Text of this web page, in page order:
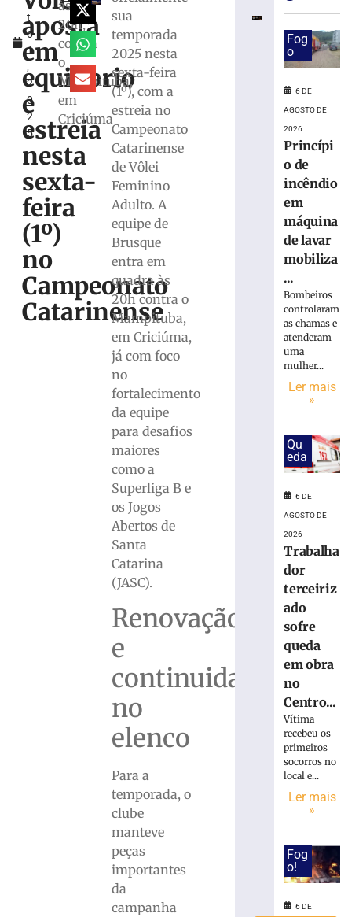
t
o
1
,
2
0
2
5
aposta
em
equilíbrio
e
estreia
nesta
sexta-
feira
(1º)
no
Campeonato
Catarinense
às
20h,
contra
o
Mampituba,
em
Criciúma
sua
temporada
2025 nesta
sexta-feira
(1º), com a
estreia no
Campeonato
Catarinense
de Vôlei
Feminino
Adulto. A
equipe de
Brusque
entra em
quadra às
20h contra o
Mampituba,
em Criciúma,
já com foco
no
fortalecimento
da equipe
para desafios
maiores
como a
Superliga B e
os Jogos
Abertos de
Santa
Catarina
(JASC).
Renovação
e
continuidade
no
elenco
Para a
temporada, o
clube
manteve
peças
importantes
da
campanha
competições
durante
Copa
Feminina
2027
campeões,
Cruzeiro
Grêmio
quartas
Brasil
agosto
Bruscão
trabalha
olho
próximo
adversário
Brasileiro
Série
Fog
o
6 DE
AGOSTO DE
2026
Princípi
o de
incêndio
em
máquina
de lavar
mobiliza
...
Bombeiros
controlaram
as chamas e
atenderam
uma
mulher...
Ler mais
»
Qu
eda
6 DE
AGOSTO DE
2026
Trabalha
dor
terceiriz
ado
sofre
queda
em obra
no
Centro...
Vítima
recebeu os
primeiros
socorros no
local e...
Ler mais
»
Fog
o!
6 DE